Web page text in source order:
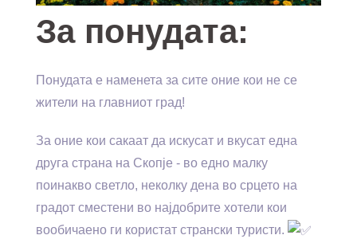
За понудата:
Понудата е наменета за сите оние кои не се
жители на главниот град!
За оние кои сакаат да искусат и вкусат една
друга страна на Скопје - во едно малку
поинакво светло, неколку дена во срцето на
градот сместени во најдобрите хотели кои
вообичаено ги користат странски туристи.